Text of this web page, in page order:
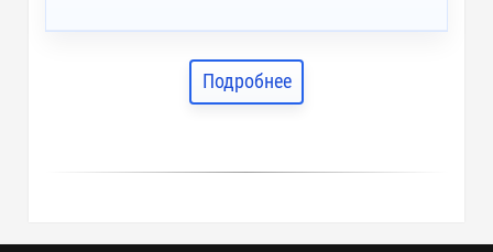
Подробнее